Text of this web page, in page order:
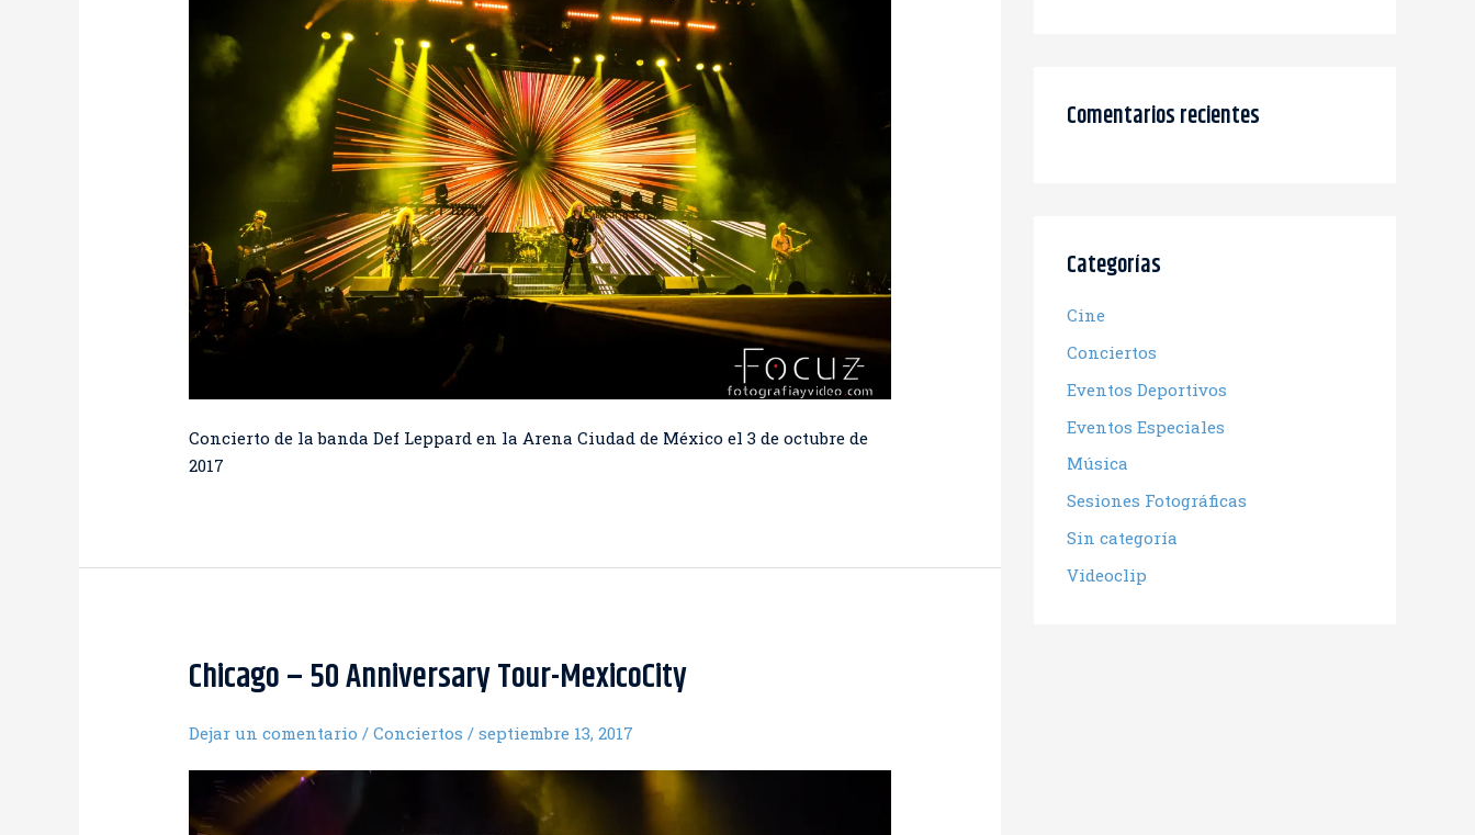
Concierto de la banda Def Leppard en la Arena Ciudad de México el 3 de octubre de
2017
Chicago – 50 Anniversary Tour-MexicoCity
Dejar un comentario /Conciertos /septiembre 13, 2017
Comentarios recientes
Categorías
Cine
Conciertos
Eventos Deportivos
Eventos Especiales
Música
Sesiones Fotográficas
Sin categoría
Videoclip